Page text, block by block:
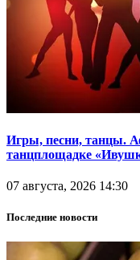
Игры, песни, танцы.
танцплощадке
07 августа, 2026 14:30
Последние новости